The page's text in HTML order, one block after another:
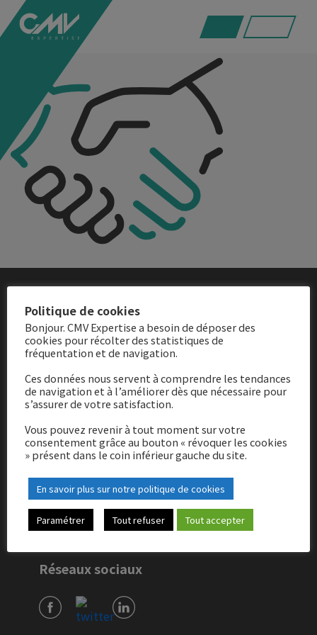
confiance
Adresse
21 rue de l’Orgeval
77120 Coulommiers
Contact
01 64 75 10 51
cabinet@cmv-expertise.fr
Réseaux sociaux
Politique de cookies
Bonjour. CMV Expertise a besoin de déposer des
cookies pour récolter des statistiques de
fréquentation et de navigation.
Ces données nous servent à comprendre les tendances
de navigation et à l’améliorer dès que nécessaire pour
s’assurer de votre satisfaction.
Vous pouvez revenir à tout moment sur votre
consentement grâce au bouton « révoquer les cookies
» présent dans le coin inférieur gauche du site.
En savoir plus sur notre politique de cookies
Paramétrer Tout refuser Tout accepter